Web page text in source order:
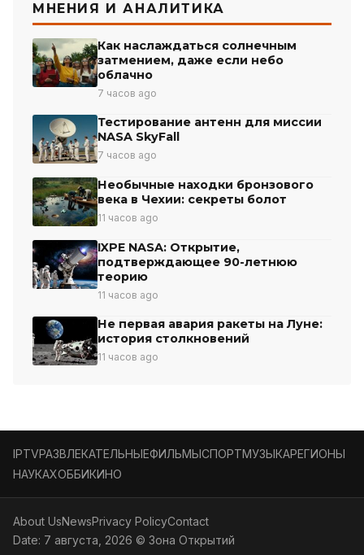
МНЕНИЯ И АНАЛИТИКА
Как наслаждаться солнечным
затмением, даже если небо
облачно
7 часов ago
Тестирование антенн для миссии
NASA SkyFall
7 часов ago
Необычные находки бронзового
века в Чехии: секреты болот
11 часов ago
IXPE NASA: Открытие,
подтверждающее 90-летнюю
теорию
11 часов ago
Не первая авария ракеты на Луне:
история столкновений
11 часов ago
IPTVРАЗВЛЕКАТЕЛЬНЫЕФИЛЬМЫСПОРТМУЗЫКАРЕГИОНЫ
НАУКАХОББИКИНО
About UsNewsPrivacy PolicyContact
Date: 7 августа, 2026 © Зона Открытий